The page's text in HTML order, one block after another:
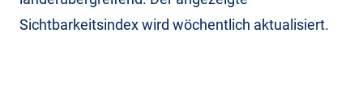
Sichtbarkeitsindex wird wöchentlich aktualisiert.